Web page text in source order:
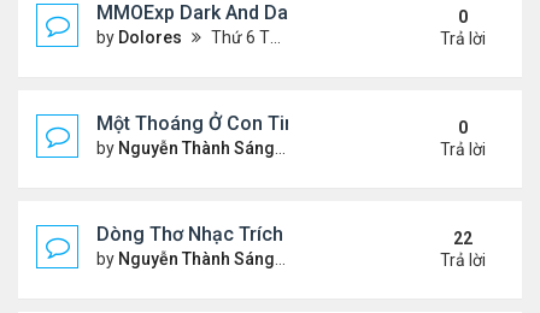
MMOExp Dark And Darker to levelling up
by Dolores Thứ 6 Tháng 9 27, 2024 6:40 pm
0
Trả lời
Một Thoáng Ở Con Tim
by Nguyễn Thành Sáng Chủ nhật Tháng 8 25, 2024
0
Trả lời
Dòng Thơ Nhạc Trích Đoạn
by Nguyễn Thành Sáng Thứ 6 Tháng 3 15, 2024 9:53
22
Trả lời